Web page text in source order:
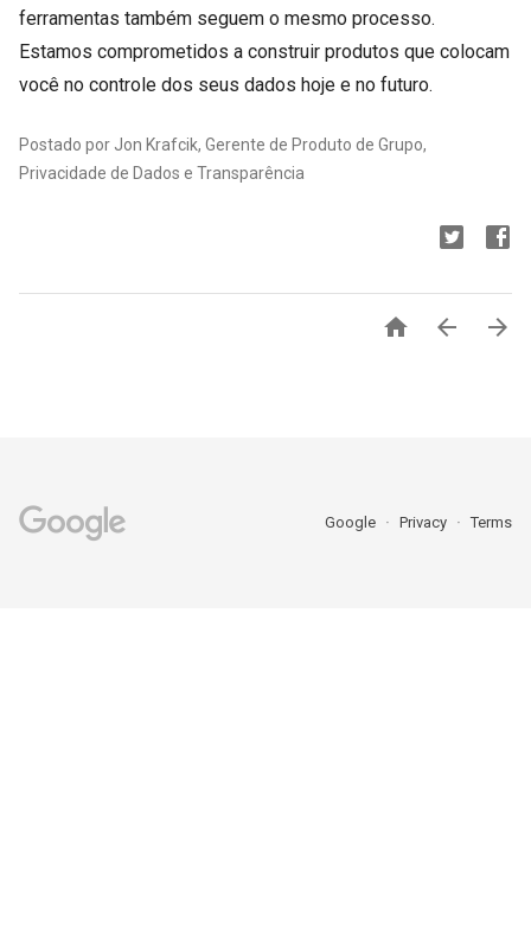
ferramentas também seguem o mesmo processo.
Estamos comprometidos a construir produtos que colocam
você no controle dos seus dados hoje e no futuro.
Postado por Jon Krafcik, Gerente de Produto de Grupo,
Privacidade de Dados e Transparência
  
Google Privacy Terms